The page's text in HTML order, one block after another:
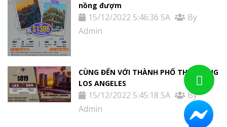
nồng đượm
15/12/2022 5:46:36 SA
By
Admin
CÙNG ĐẾN VỚI THÀNH PHỐ THƠ MỘNG
LOS ANGELES
15/12/2022 5:45:18 SA
By
Admin